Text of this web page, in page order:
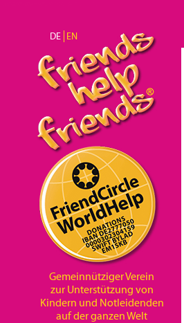
Gemeinnütziger Verein
zur Unterstützung von
Kindern und Notleidenden
auf der ganzen Welt
DE EN